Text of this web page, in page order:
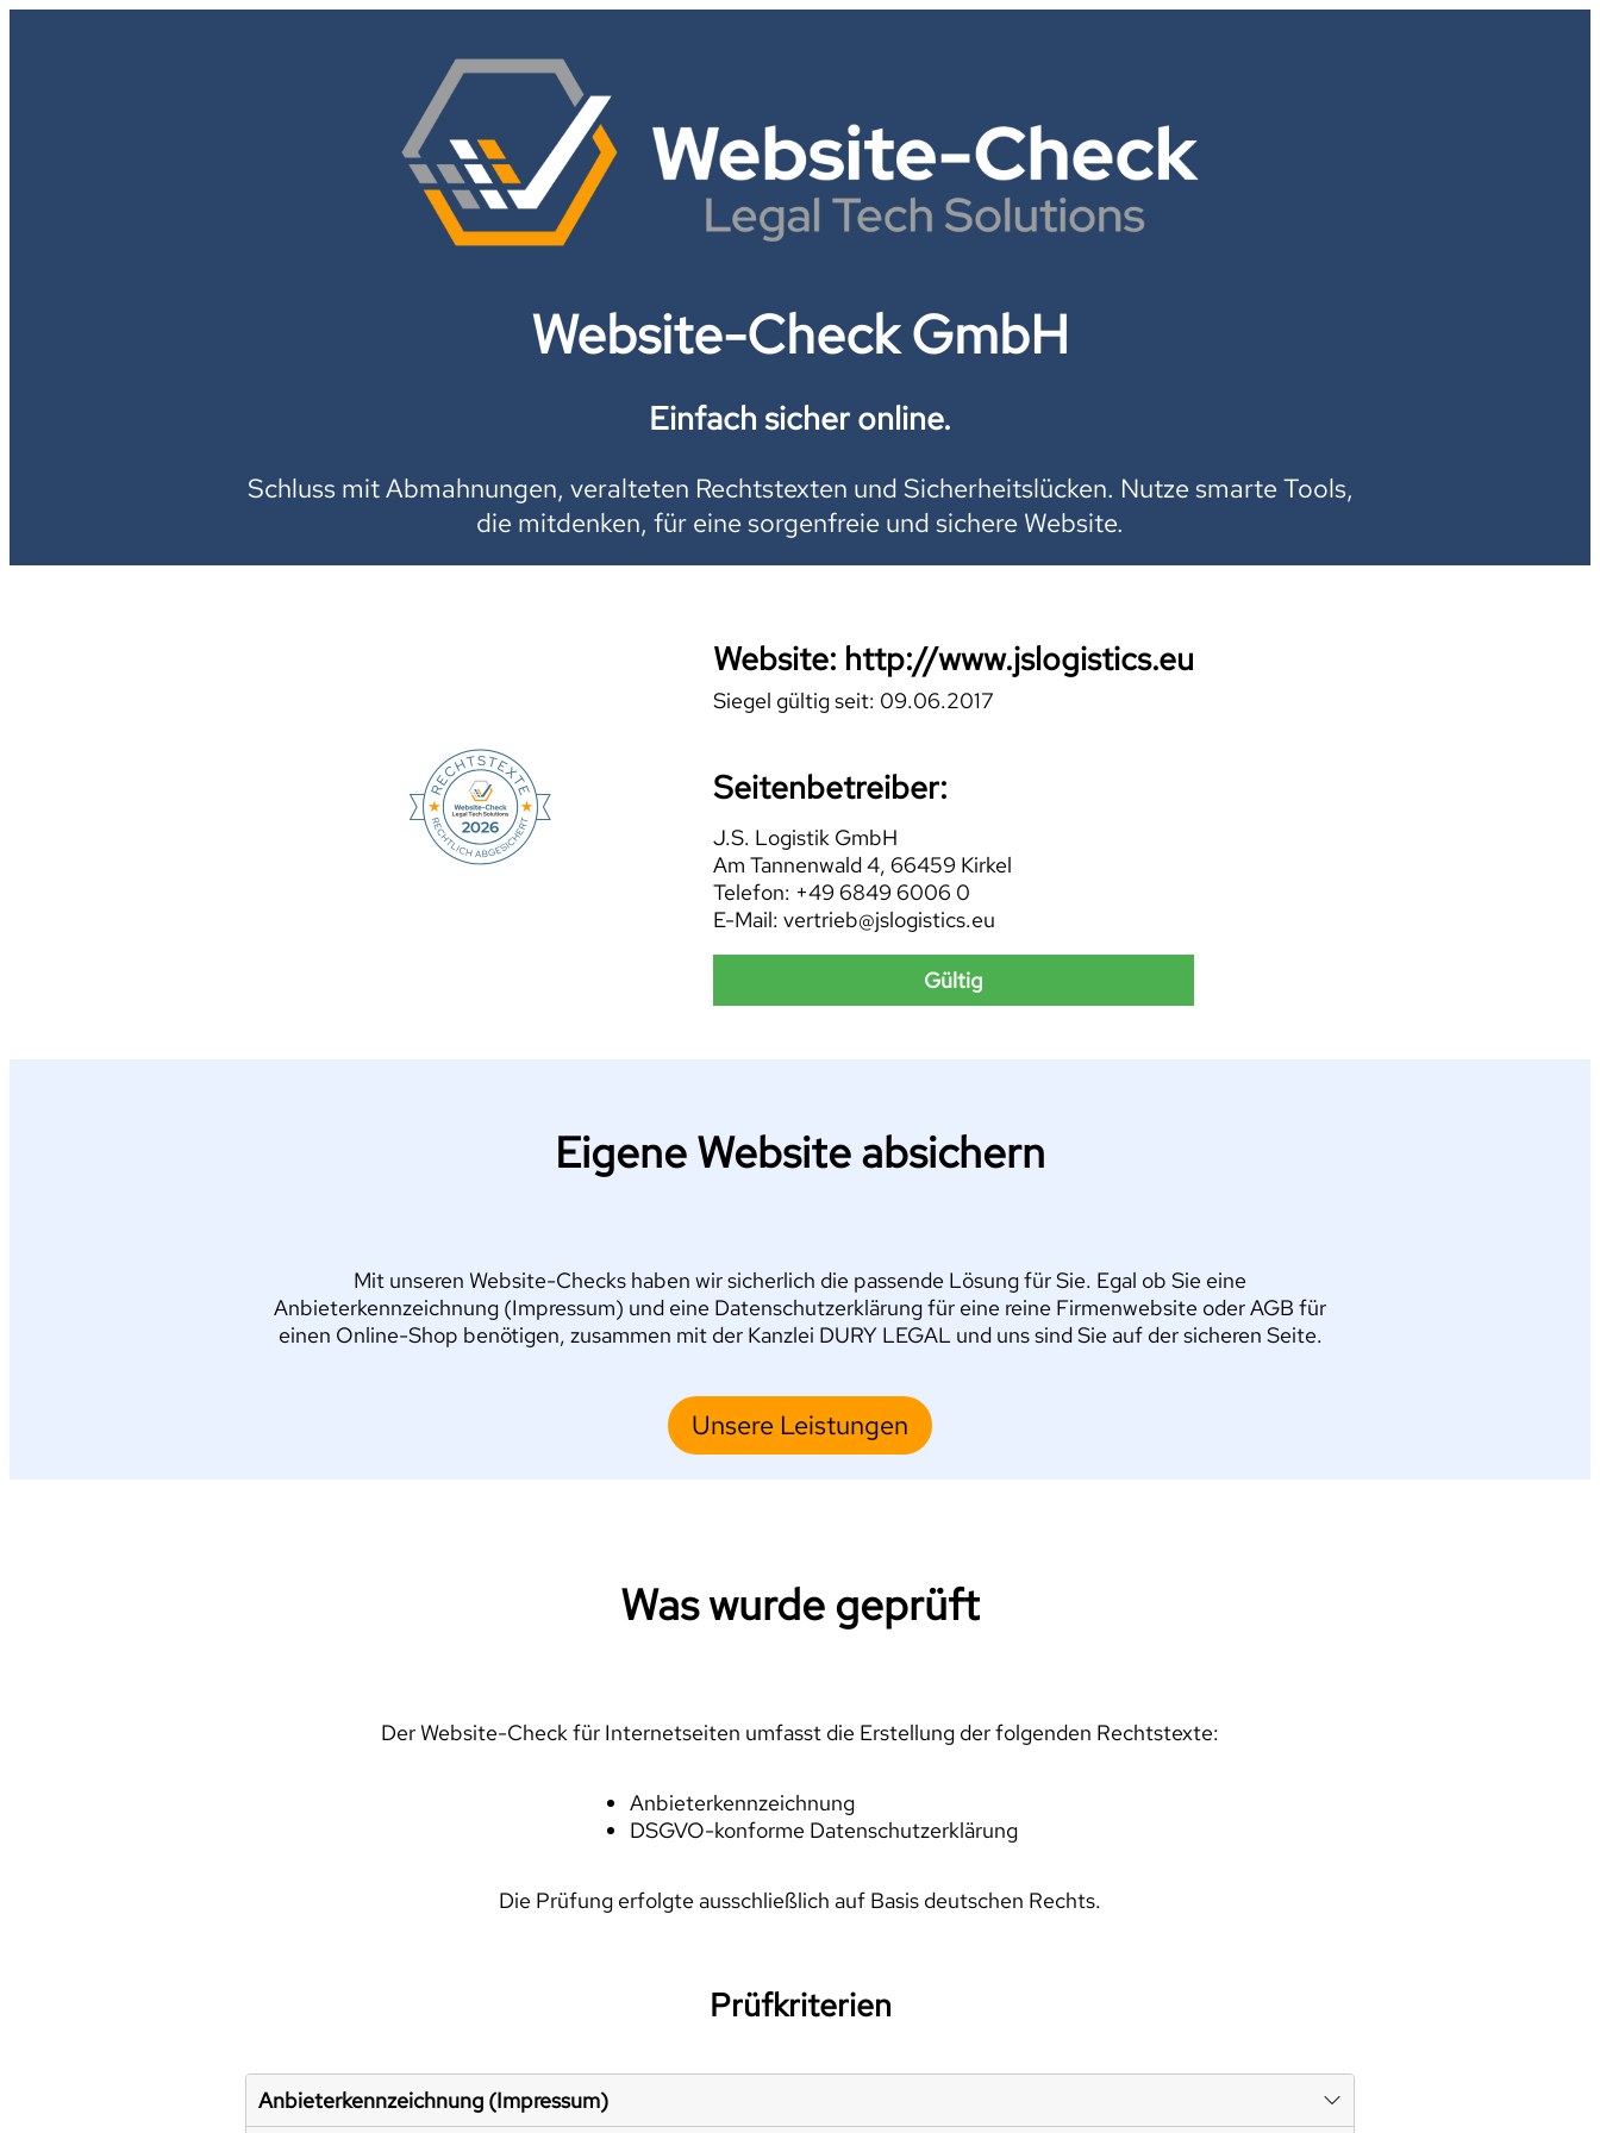
Website-Check GmbH
Einfach sicher online.
Schluss mit Abmahnungen, veralteten Rechtstexten und Sicherheitslücken. Nutze smarte Tools,
die mitdenken, für eine sorgenfreie und sichere Website.
Website: http://www.jslogistics.eu
Siegel gültig seit: 09.06.2017
Seitenbetreiber:
J.S. Logistik GmbH
Am Tannenwald 4, 66459 Kirkel
Telefon: +49 6849 6006 0
E-Mail: vertrieb@jslogistics.eu
Gültig
Eigene Website absichern
Mit unseren Website-Checks haben wir sicherlich die passende Lösung für Sie. Egal ob Sie eine
Anbieterkennzeichnung (Impressum) und eine Datenschutzerklärung für eine reine Firmenwebsite oder AGB für
einen Online-Shop benötigen, zusammen mit der Kanzlei DURY LEGAL und uns sind Sie auf der sicheren Seite.
Unsere Leistungen
Was wurde geprüft
Der Website-Check für Internetseiten umfasst die Erstellung der folgenden Rechtstexte:
Anbieterkennzeichnung
DSGVO-konforme Datenschutzerklärung
Die Prüfung erfolgte ausschließlich auf Basis deutschen Rechts.
Prüfkriterien
Anbieterkennzeichnung (Impressum)